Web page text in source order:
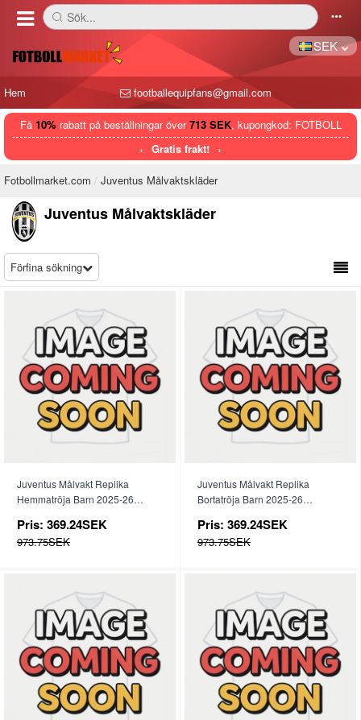
󰅼 Sök... 󰄒
SEK
Hem footballequipfans@gmail.com
Få 10%rabatt på beställningar över713 SEK, kupongkod: FOTBOLL
Gratis frakt!
Fotbollmarket.com Juventus Målvaktskläder
Juventus Målvaktskläder
Förfina sökning
Juventus Målvakt Replika
Hemmatröja Barn 2025-26
Pris: 369.24SEK
973.75SEK
Juventus Målvakt Replika
Bortatröja Barn 2025-26
Pris: 369.24SEK
973.75SEK